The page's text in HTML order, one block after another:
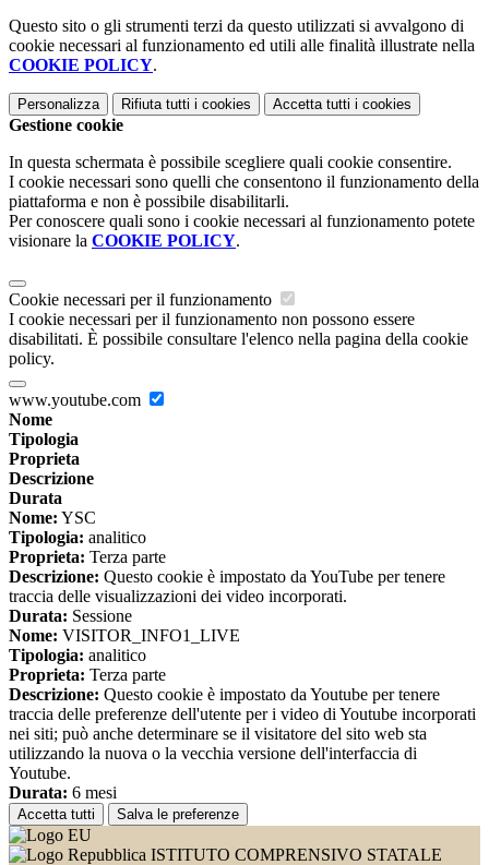
Questo sito o gli strumenti terzi da questo utilizzati si avvalgono di
cookie necessari al funzionamento ed utili alle finalità illustrate nella
COOKIE POLICY.
Personalizza Rifiuta tutti i cookies Accetta tutti i cookies
Gestione cookie
In questa schermata è possibile scegliere quali cookie consentire.
I cookie necessari sono quelli che consentono il funzionamento della
piattaforma e non è possibile disabilitarli.
Per conoscere quali sono i cookie necessari al funzionamento potete
visionare la COOKIE POLICY.
Cookie necessari per il funzionamento
I cookie necessari per il funzionamento non possono essere
disabilitati. È possibile consultare l'elenco nella pagina della cookie
policy.
www.youtube.com
Nome
Tipologia
Proprieta
Descrizione
Durata
Nome: YSC
Tipologia: analitico
Proprieta: Terza parte
Descrizione: Questo cookie è impostato da YouTube per tenere
traccia delle visualizzazioni dei video incorporati.
Durata: Sessione
Nome: VISITOR_INFO1_LIVE
Tipologia: analitico
Proprieta: Terza parte
Descrizione: Questo cookie è impostato da Youtube per tenere
traccia delle preferenze dell'utente per i video di Youtube incorporati
nei siti; può anche determinare se il visitatore del sito web sta
utilizzando la nuova o la vecchia versione dell'interfaccia di
Youtube.
Durata: 6 mesi
Accetta tutti Salva le preferenze
ISTITUTO COMPRENSIVO STATALE